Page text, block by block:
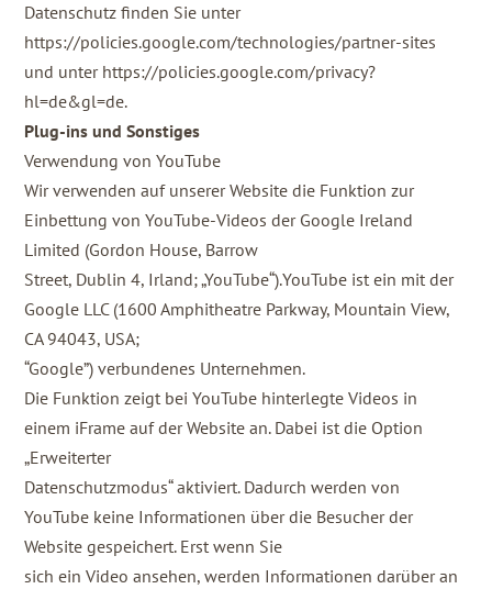
Datenschutz finden Sie unter
https://policies.google.com/technologies/partner-sites
und unter https://policies.google.com/privacy?
hl=de&gl=de.
Plug-ins und Sonstiges
Verwendung von YouTube
Wir verwenden auf unserer Website die Funktion zur
Einbettung von YouTube-Videos der Google Ireland
Limited (Gordon House, Barrow
Street, Dublin 4, Irland; „YouTube“).YouTube ist ein mit der
Google LLC (1600 Amphitheatre Parkway, Mountain View,
CA 94043, USA;
“Google”) verbundenes Unternehmen.
Die Funktion zeigt bei YouTube hinterlegte Videos in
einem iFrame auf der Website an. Dabei ist die Option
„Erweiterter
Datenschutzmodus“ aktiviert. Dadurch werden von
YouTube keine Informationen über die Besucher der
Website gespeichert. Erst wenn Sie
sich ein Video ansehen, werden Informationen darüber an